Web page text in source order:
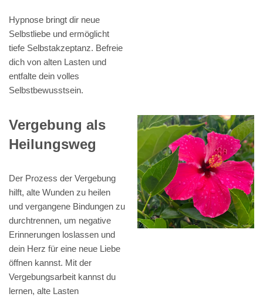
Hypnose bringt dir neue
Selbstliebe und ermöglicht
tiefe Selbstakzeptanz. Befreie
dich von alten Lasten und
entfalte dein volles
Selbstbewusstsein.
Vergebung als
Heilungsweg
Der Prozess der Vergebung
hilft, alte Wunden zu heilen
und vergangene Bindungen zu
durchtrennen, um negative
Erinnerungen loslassen und
dein Herz für eine neue Liebe
öffnen kannst. Mit der
Vergebungsarbeit kannst du
lernen, alte Lasten